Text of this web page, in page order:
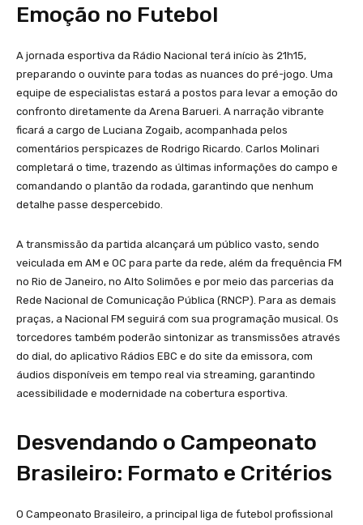
Emoção no Futebol
A jornada esportiva da Rádio Nacional terá início às 21h15,
preparando o ouvinte para todas as nuances do pré-jogo. Uma
equipe de especialistas estará a postos para levar a emoção do
confronto diretamente da Arena Barueri. A narração vibrante
ficará a cargo de Luciana Zogaib, acompanhada pelos
comentários perspicazes de Rodrigo Ricardo. Carlos Molinari
completará o time, trazendo as últimas informações do campo e
comandando o plantão da rodada, garantindo que nenhum
detalhe passe despercebido.
A transmissão da partida alcançará um público vasto, sendo
veiculada em AM e OC para parte da rede, além da frequência FM
no Rio de Janeiro, no Alto Solimões e por meio das parcerias da
Rede Nacional de Comunicação Pública (RNCP). Para as demais
praças, a Nacional FM seguirá com sua programação musical. Os
torcedores também poderão sintonizar as transmissões através
do dial, do aplicativo Rádios EBC e do site da emissora, com
áudios disponíveis em tempo real via streaming, garantindo
acessibilidade e modernidade na cobertura esportiva.
Desvendando o Campeonato
Brasileiro: Formato e Critérios
O Campeonato Brasileiro, a principal liga de futebol profissional